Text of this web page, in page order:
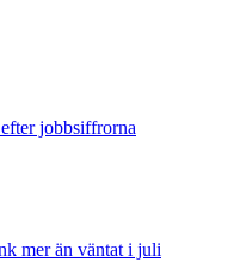
jobbsiffrorna
mer än väntat i juli